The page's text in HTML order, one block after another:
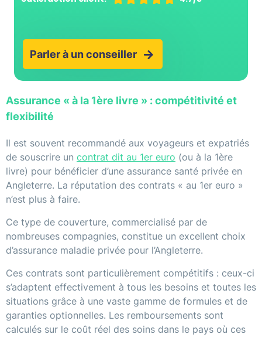
Parler à un conseiller
Assurance « à la 1ère livre » : compétitivité et
flexibilité
Il est souvent recommandé aux voyageurs et expatriés
de souscrire un contrat dit au 1er euro (ou à la 1ère
livre) pour bénéficier d’une assurance santé privée en
Angleterre. La réputation des contrats « au 1er euro »
n’est plus à faire.
Ce type de couverture, commercialisé par de
nombreuses compagnies, constitue un excellent choix
d’assurance maladie privée pour l’Angleterre.
Ces contrats sont particulièrement compétitifs : ceux-ci
s’adaptent effectivement à tous les besoins et toutes les
situations grâce à une vaste gamme de formules et de
garanties optionnelles. Les remboursements sont
calculés sur le coût réel des soins dans le pays où ces